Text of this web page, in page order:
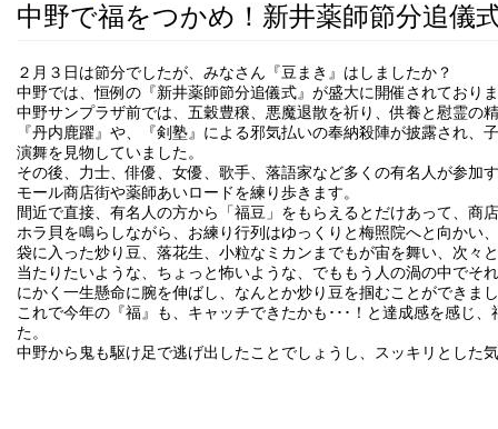
中野で福をつかめ！新井薬師節分追儀
２月３日は節分でしたが、みなさん『豆まき』はしましたか？
中野では、恒例の『新井薬師節分追儀式』が盛大に開催されており
中野サンプラザ前では、五穀豊穣、悪魔退散を祈り、供養と慰霊の
『丹内鹿躍』や、『剣塾』による邪気払いの奉納殺陣が披露され、
演舞を見物していました。
その後、力士、俳優、女優、歌手、落語家など多くの有名人が参加
モール商店街や薬師あいロードを練り歩きます。
間近で直接、有名人の方から「福豆」をもらえるとだけあって、商
ホラ貝を鳴らしながら、お練り行列はゆっくりと梅照院へと向かい
袋に入った炒り豆、落花生、小粒なミカンまでもが宙を舞い、次々
当たりたいような、ちょっと怖いような、でももう人の渦の中でそ
にかく一生懸命に腕を伸ばし、なんとか炒り豆を掴むことができま
これで今年の『福』も、キャッチできたかも･･･！と達成感を感じ
た。
中野から鬼も駆け足で逃げ出したことでしょうし、スッキリとした